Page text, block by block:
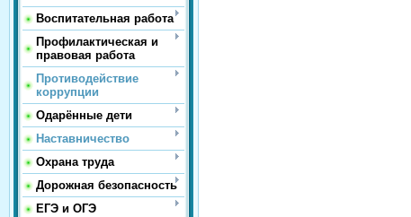
Воспитательная работа
Профилактическая и
правовая работа
Противодействие
коррупции
Одарённые дети
Наставничество
Охрана труда
Дорожная безопасность
ЕГЭ и ОГЭ